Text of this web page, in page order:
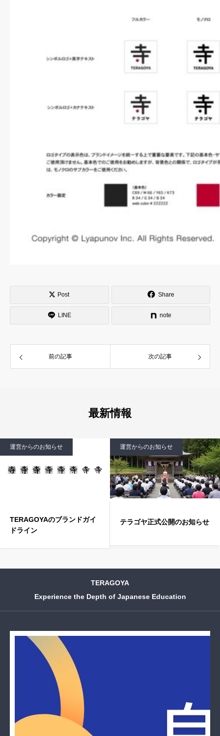
Post Share
LINE note
前の記事 次の記事
最新情報
運営からのお知らせ
TERAGOYAのブランドガイ
ドライン
運営からのお知らせ
テラゴヤ正式公開のお知らせ
TERAGOYA
Experience the Depth of Japanese Education